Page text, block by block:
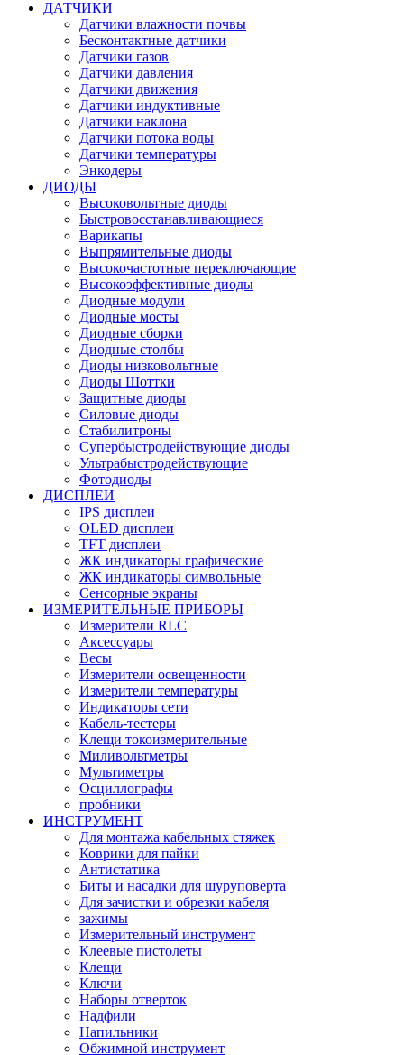
ДАТЧИКИ
Датчики влажности почвы
Бесконтактные датчики
Датчики газов
Датчики давления
Датчики движения
Датчики индуктивные
Датчики наклона
Датчики потока воды
Датчики температуры
Энкодеры
ДИОДЫ
Высоковольтные диоды
Быстровосстанавливающиеся
Варикапы
Выпрямительные диоды
Высокочастотные переключающие
Высокоэффективные диоды
Диодные модули
Диодные мосты
Диодные сборки
Диодные столбы
Диоды низковольтные
Диоды Шоттки
Защитные диоды
Силовые диоды
Стабилитроны
Супербыстродействующие диоды
Ультрабыстродействующие
Фотодиоды
ДИСПЛЕИ
IPS дисплеи
OLED дисплеи
TFT дисплеи
ЖК индикаторы графические
ЖК индикаторы символьные
Сенсорные экраны
ИЗМЕРИТЕЛЬНЫЕ ПРИБОРЫ
Измерители RLC
Аксессуары
Весы
Измерители освещенности
Измерители температуры
Индикаторы сети
Кабель-тестеры
Клещи токоизмерительные
Миливольтметры
Мультиметры
Осциллографы
пробники
ИНСТРУМЕНТ
Для монтажа кабельных стяжек
Коврики для пайки
Антистатика
Биты и насадки для шуруповерта
Для зачистки и обрезки кабеля
зажимы
Измерительный инструмент
Клеевые пистолеты
Клещи
Ключи
Наборы отверток
Надфили
Напильники
Обжимной инструмент